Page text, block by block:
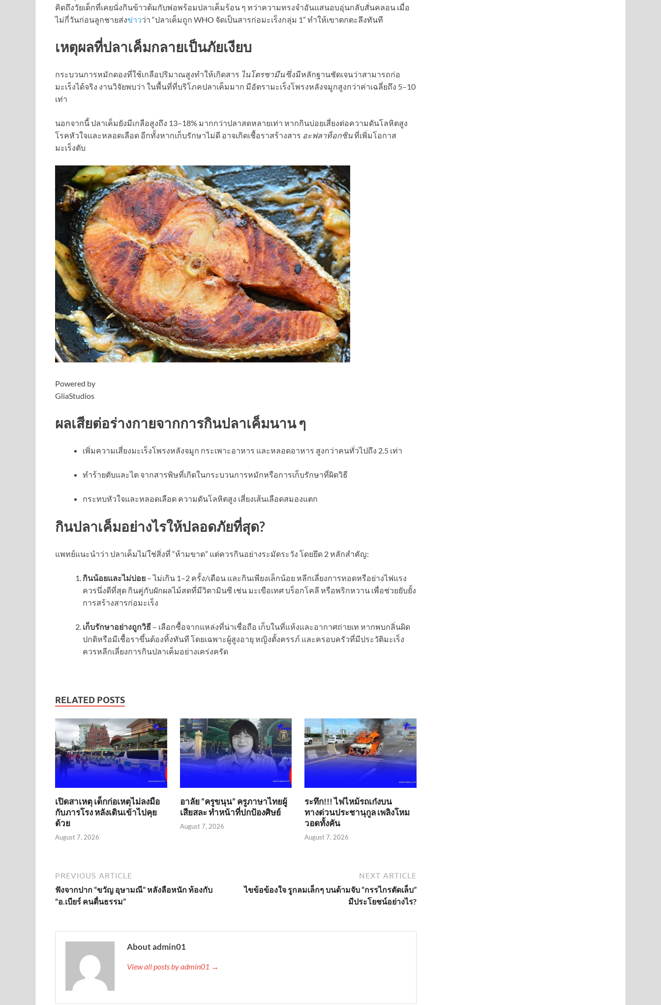
คิดถึงวัยเด็กที่เคยนั่งกินข้าวต้มกับพ่อพร้อมปลาเค็มร้อน ๆ ทว่าความทรงจำอันแสนอบอุ่นกลับสั่นคลอน เมื่อ
ไม่กี่วันก่อนลูกชายส่งข่าวว่า “ปลาเค็มถูก WHO จัดเป็นสารก่อมะเร็งกลุ่ม 1” ทำให้เขาตกตะลึงทันที
เหตุผลที่ปลาเค็มกลายเป็นภัยเงียบ
กระบวนการหมักดองที่ใช้เกลือปริมาณสูงทำให้เกิดสาร ไนโตรซามีนซึ่งมีหลักฐานชัดเจนว่าสามารถก่อ
มะเร็งได้จริง งานวิจัยพบว่า ในพื้นที่ที่บริโภคปลาเค็มมาก มีอัตรามะเร็งโพรงหลังจมูกสูงกว่าค่าเฉลี่ยถึง 5–10
เท่า
นอกจากนี้ ปลาเค็มยังมีเกลือสูงถึง 13–18% มากกว่าปลาสดหลายเท่า หากกินบ่อยเสี่ยงต่อความดันโลหิตสูง
โรคหัวใจและหลอดเลือด อีกทั้งหากเก็บรักษาไม่ดี อาจเกิดเชื้อราสร้างสาร อะฟลาท็อกซินที่เพิ่มโอกาส
มะเร็งตับ
Powered by
GliaStudios
ผลเสียต่อร่างกายจากการกินปลาเค็มนาน ๆ
เพิ่มความเสี่ยงมะเร็งโพรงหลังจมูก กระเพาะอาหาร และหลอดอาหาร สูงกว่าคนทั่วไปถึง 2.5 เท่า
ทำร้ายตับและไต จากสารพิษที่เกิดในกระบวนการหมักหรือการเก็บรักษาที่ผิดวิธี
กระทบหัวใจและหลอดเลือด ความดันโลหิตสูง เสี่ยงเส้นเลือดสมองแตก
กินปลาเค็มอย่างไรให้ปลอดภัยที่สุด?
แพทย์แนะนำว่า ปลาเค็มไม่ใช่สิ่งที่ “ห้ามขาด” แต่ควรกินอย่างระมัดระวัง โดยยึด 2 หลักสำคัญ:
กินน้อยและไม่บ่อย – ไม่เกิน 1–2 ครั้ง/เดือน และกินเพียงเล็กน้อย หลีกเลี่ยงการทอดหรือย่างไฟแรง
ควรนึ่งดีที่สุด กินคู่กับผักผลไม้สดที่มีวิตามินซี เช่น มะเขือเทศ บร็อกโคลี หรือพริกหวาน เพื่อช่วยยับยั้ง
การสร้างสารก่อมะเร็ง
เก็บรักษาอย่างถูกวิธี – เลือกซื้อจากแหล่งที่น่าเชื่อถือ เก็บในที่แห้งและอากาศถ่ายเท หากพบกลิ่นผิด
ปกติหรือมีเชื้อราขึ้นต้องทิ้งทันที โดยเฉพาะผู้สูงอายุ หญิงตั้งครรภ์ และครอบครัวที่มีประวัติมะเร็ง
ควรหลีกเลี่ยงการกินปลาเค็มอย่างเคร่งครัด
RELATED POSTS
เปิดสาเหตุ เด็กก่อเหตุไม่ลงมือ
กับภารโรง หลังเดินเข้าไปคุย
ด้วย
August 7, 2026
อาลัย “ครูขนุน” ครูภาษาไทยผู้
เสียสละ ทำหน้าที่ปกป้องศิษย์
August 7, 2026
ระทึก!!! ไฟไหม้รถเก๋งบน
ทางด่วนประชานุกูล เพลิงโหม
วอดทั้งคัน
August 7, 2026
PREVIOUS ARTICLE
ฟังจากปาก “ขวัญ อุษามณี” หลังลือหนัก ท้องกับ
“อ.เบียร์ คนตื่นธรรม”
NEXT ARTICLE
ไขข้อข้องใจ รูกลมเล็กๆ บนด้ามจับ “กรรไกรตัดเล็บ”
มีประโยชน์อย่างไร?
About admin01
View all posts by admin01 →